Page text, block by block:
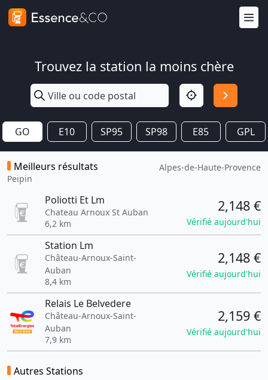
Trouvez la station la moins chère
GO E10 SP95 SP98 E85 GPL
Meilleurs résultats
Peipin
Alpes-de-Haute-Provence
Poliotti Et Lm
Chateau Arnoux St Auban
6,2 km
2,148 €
Vérifié aujourd'hui
Station Lm
Château-Arnoux-Saint-
Auban
8,4 km
2,148 €
Vérifié aujourd'hui
Relais Le Belvedere
Château-Arnoux-Saint-
Auban
7,9 km
2,159 €
Vérifié aujourd'hui
Autres Stations